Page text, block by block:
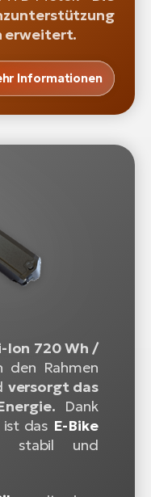
erweitert.
Informationen
Ion 720 Wh /
den Rahmen
versorgt das
Dank
das E-Bike
stabil und